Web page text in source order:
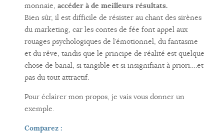
monnaie, accéder à de meilleurs résultats.
Bien sûr, il est difficile de résister au chant des sirènes
du marketing, car les contes de fée font appel aux
rouages psychologiques de l’émotionnel, du fantasme
et du rêve, tandis que le principe de réalité est quelque
chose de banal, si tangible et si insignifiant à priori….et
pas du tout attractif.
Pour éclairer mon propos, je vais vous donner un
exemple.
Comparez :